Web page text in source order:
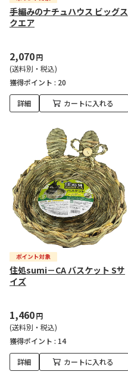
手編みのナチュハウス ビッグス
クエア
2,070円
(送料別・税込)
獲得ポイント : 20
詳細 カートに入れる
住処sumi－CA バスケット Sサ
イズ
1,460円
(送料別・税込)
獲得ポイント : 14
詳細 カートに入れる